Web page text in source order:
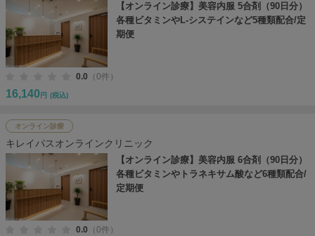
【オンライン診療】美容内服 5合剤（90日分）
各種ビタミンやL-システインなど5種類配合/定
期便
0.0 （0件）
16,140 円 (税込)
オンライン診療
キレイパスオンラインクリニック
【オンライン診療】美容内服 6合剤（90日分）
各種ビタミンやトラネキサム酸など6種類配合/
定期便
0.0 （0件）